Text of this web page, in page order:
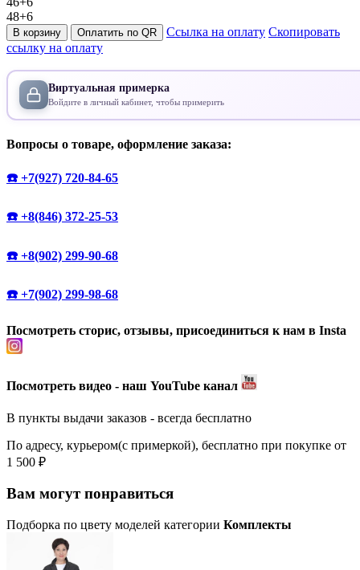
48+6
В корзину Оплатить по QR Ссылка на оплату Скопировать
ссылку на оплату
Виртуальная примерка
Войдите в личный кабинет, чтобы примерить
Вопросы о товаре, оформление заказа:
☎️ +7(927) 720-84-65
☎️ +8(846) 372-25-53
☎️ +8(902) 299-90-68
☎️ +7(902) 299-98-68
Посмотреть сторис, отзывы, присоединиться к нам в Insta
Посмотреть видео - наш YouTube канал
В пункты выдачи заказов - всегда бесплатно
По адресу, курьером(с примеркой), бесплатно при покупке от
1 500 ₽
Вам могут понравиться
Подборка по цвету моделей категории Комплекты